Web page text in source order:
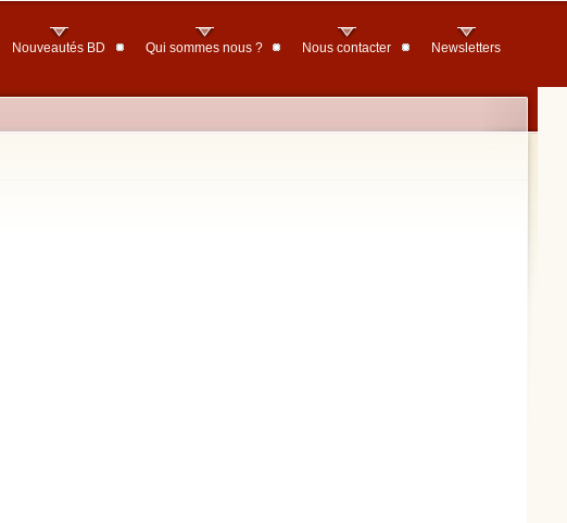
Nouveautés BD Qui sommes nous ? Nous contacter Newsletters